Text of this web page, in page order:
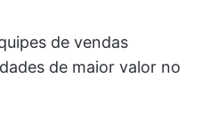
de vendas
de maior valor no